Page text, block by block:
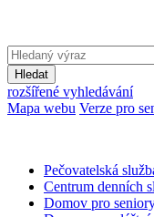
Hledat
rozšířené vyhledávání
Mapa webu Verze pro
Pečovatelská
Centrum denních
Domov pro